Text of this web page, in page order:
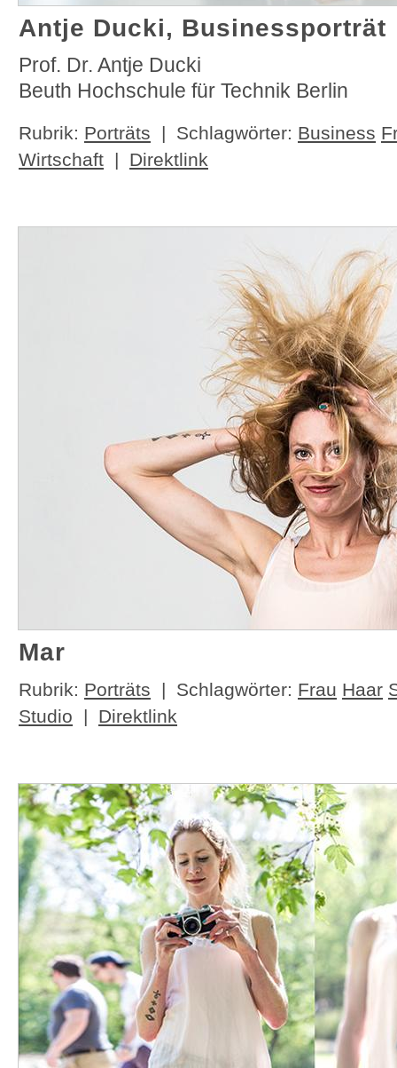
Antje Ducki, Businessporträt
Prof. Dr. Antje Ducki
Beuth Hochschule für Technik Berlin
Rubrik: Porträts | Schlagwörter: Business
Wirtschaft | Direktlink
Mar
Rubrik: Porträts | Schlagwörter: Frau Haar
Studio | Direktlink